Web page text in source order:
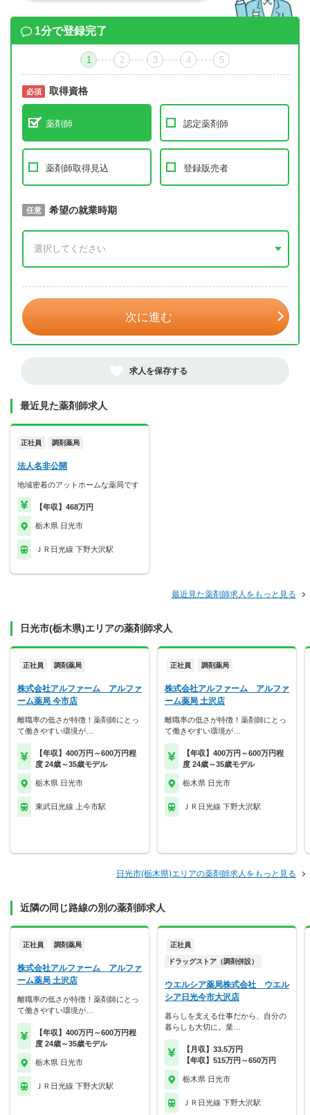
1分で登録完了
1 2 3 4 5
必須 取得資格
薬剤師 認定薬剤師
薬剤師取得見込 登録販売者
必須 取得予定年
任意 希望の就業時期
次に進む
求人を保存する
最近見た薬剤師求人
正社員 調剤薬局
法人名非公開
地域密着のアットホームな薬局です
【年収】468万円
栃木県 日光市
ＪＲ日光線 下野大沢駅
最近見た薬剤師求人をもっと見る
日光市(栃木県)エリアの薬剤師求人
正社員 調剤薬局
株式会社アルファーム アルファ
ーム薬局 今市店
離職率の低さが特徴！薬剤師にとっ
て働きやすい環境が…
【年収】400万円～600万円程
度 24歳～35歳モデル
栃木県 日光市
東武日光線 上今市駅
正社員 調剤薬局
株式会社アルファーム アルファ
ーム薬局 土沢店
離職率の低さが特徴！薬剤師にとっ
て働きやすい環境が…
【年収】400万円～600万円程
度 24歳～35歳モデル
栃木県 日光市
ＪＲ日光線 下野大沢駅
日光市(栃木県)エリアの薬剤師求人をもっと見る
近隣の同じ路線の別の薬剤師求人
正社員 調剤薬局
株式会社アルファーム アルファ
ーム薬局 土沢店
離職率の低さが特徴！薬剤師にとっ
て働きやすい環境が…
【年収】400万円～600万円程
度 24歳～35歳モデル
栃木県 日光市
ＪＲ日光線 下野大沢駅
正社員
ドラッグストア（調剤併設）
ウエルシア薬局株式会社 ウエル
シア日光今市大沢店
暮らしを支える仕事だから、自分の
暮らしも大切に。業…
【月収】33.5万円
【年収】515万円～650万円
栃木県 日光市
ＪＲ日光線 下野大沢駅